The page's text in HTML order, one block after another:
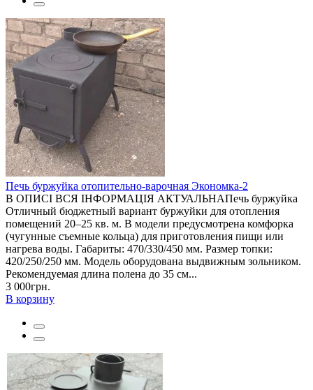
Печь буржуйка отопительно-варочная Экономка-2
В ОПИСІ ВСЯ ІНФОРМАЦІЯ АКТУАЛЬНАПечь буржуйка
Отличный бюджетный вариант буржуйки для отопления
помещений 20–25 кв. м. В модели предусмотрена комфорка
(чугунные съемные кольца) для приготовления пищи или
нагрева воды. Габариты: 470/330/450 мм. Размер топки:
420/250/250 мм. Модель оборудована выдвижным зольником.
Рекомендуемая длина полена до 35 см...
3 000грн.
В корзину